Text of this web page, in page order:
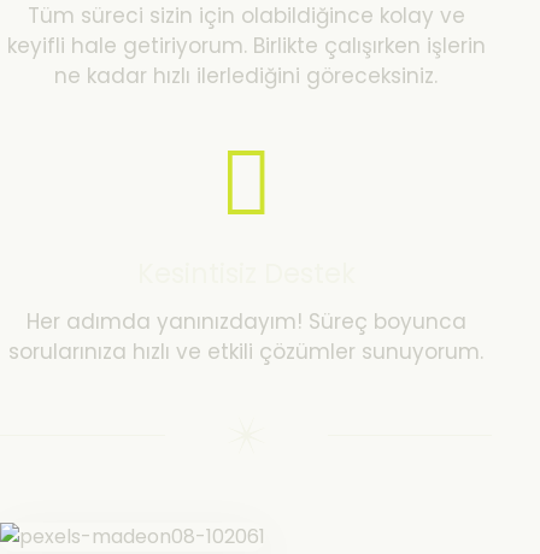
Tüm süreci sizin için olabildiğince kolay ve
keyifli hale getiriyorum. Birlikte çalışırken işlerin
ne kadar hızlı ilerlediğini göreceksiniz.
Her adımda yanınızdayım! Süreç boyunca
sorularınıza hızlı ve etkili çözümler sunuyorum.